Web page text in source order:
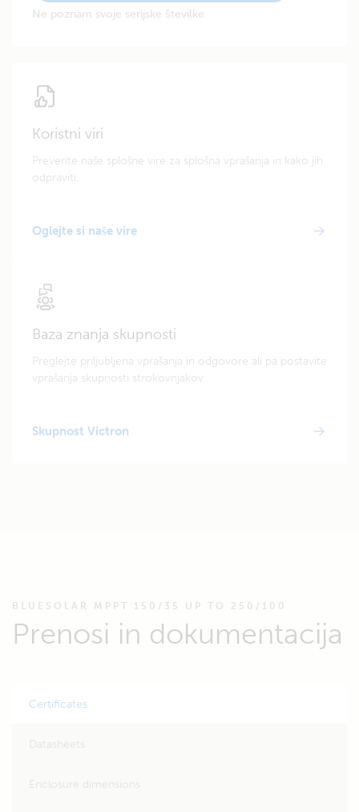
Ne poznam svoje serijske številke
Koristni viri
Preverite naše splošne vire za splošna vprašanja in kako jih
odpraviti.
Oglejte si naše vire
Baza znanja skupnosti
Preglejte priljubljena vprašanja in odgovore ali pa postavite
vprašanja skupnosti strokovnjakov.
Skupnost Victron
BLUESOLAR MPPT 150/35 UP TO 250/100
Prenosi in dokumentacija
Certificates